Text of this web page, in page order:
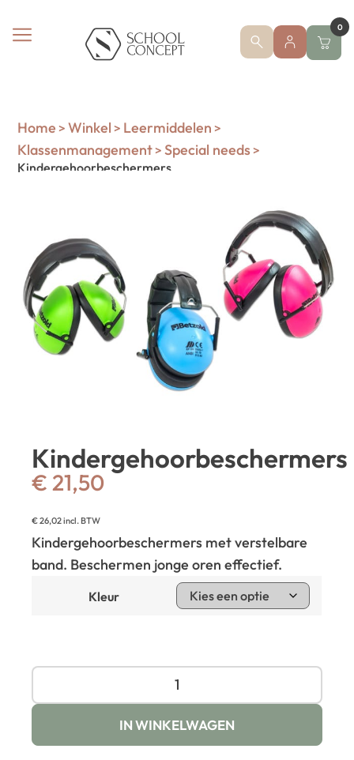
0
Home > Winkel > Leermiddelen >
Klassenmanagement> Special needs>
Kindergehoorbeschermers
Kindergehoorbeschermers
€ 21,50
€26,02incl. BTW
Kindergehoorbeschermers met verstelbare
band. Beschermen jonge oren effectief.
Kleur
IN WINKELWAGEN